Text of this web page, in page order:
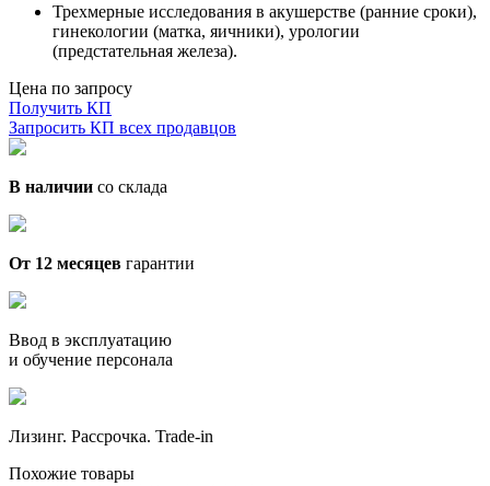
Трехмерные исследования в акушерстве (ранние сроки),
гинекологии (матка, яичники), урологии
(предстательная железа).
Цена по запросу
Получить КП
Запросить КП всех продавцов
В наличии со склада
От 12 месяцев гарантии
Ввод в эксплуатацию
и обучение персонала
Лизинг. Рассрочка. Trade-in
Похожие товары